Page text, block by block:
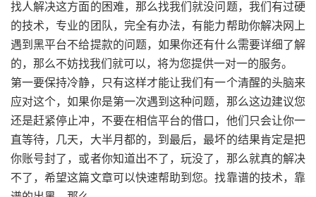
找人解决这方面的困难，那么找我们就没问题，我们有过硬
的技术，专业的团队，完全有办法，有能力帮助你解决网上
遇到黑平台不给提款的问题，如果你还有什么需要详细了解
的，那么不妨找我们就可以，将为您提供一对一的服务。
第一要保持冷静，只有这样才能让我们有一个清醒的头脑来
应对这个，如果你是第一次遇到这种问题，那么这边建议您
还是赶紧停止冲，不要在相信平台的借口，他们只会让你一
直等待，几天，大半月都的，到最后，最坏的结果肯定是把
你账号封了，或者你知道出不了，玩没了，那么就真的解决
不了，希望这篇文章可以快速帮助到您。找靠谱的技术，靠